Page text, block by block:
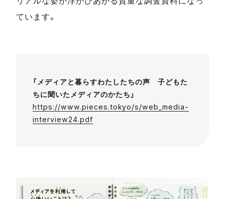
ています。
「メディアと暮らすわたしたちの声 子どもた
ちに聞いたメディアのかたち」
https://www.pieces.tokyo/s/web_media-
interview24.pdf